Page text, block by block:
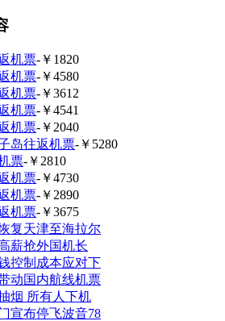
机票-￥1820
机票-￥4580
机票-￥3612
机票-￥4541
机票-￥2040
岛往返机票-￥5280
票-￥2810
机票-￥4730
机票-￥2890
机票-￥3675
复天津至海拉尔
薪抢外国机长
控制成本应对下
动国内航线机票
烟 所有人下机
宣布停飞波音78